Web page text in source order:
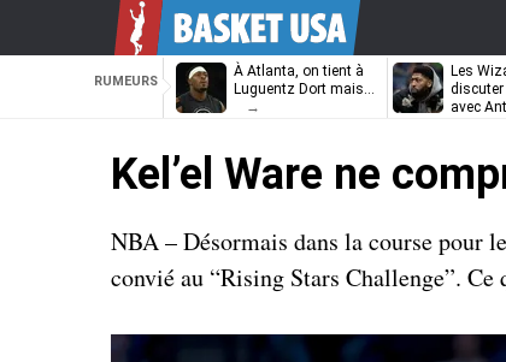
RUMEURS
À Atlanta, on tient à
Luguentz Dort mais…
Les
avec
Kel’el Ware ne
NBA – Désormais dans la course pour
convié au “Rising Stars Challenge”. Ce